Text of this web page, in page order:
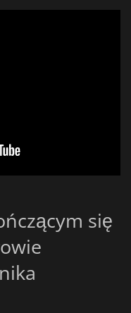
się